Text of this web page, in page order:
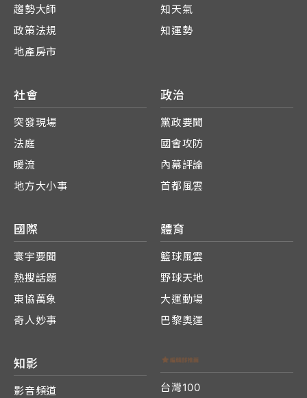
趨勢大師
政策法規
地產房市
知天氣
知運勢
社會
突發現場
法庭
暖流
地方大小事
政治
黨政要聞
國會攻防
內幕評論
首都風雲
國際
寰宇要聞
熱搜話題
東協萬象
奇人妙事
體育
籃球風雲
野球天地
大運動場
巴黎奧運
知影
影音頻道
台灣100